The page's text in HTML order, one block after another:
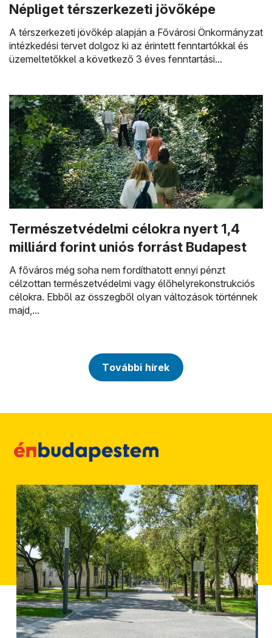
Népliget térszerkezeti jövőképe
A térszerkezeti jövőkép alapján a Fővárosi Önkormányzat
intézkedési tervet dolgoz ki az érintett fenntartókkal és
üzemeltetőkkel a következő 3 éves fenntartási...
Természetvédelmi célokra nyert 1,4
milliárd forint uniós forrást Budapest
A főváros még soha nem fordíthatott ennyi pénzt
célzottan természetvédelmi vagy élőhelyrekonstrukciós
célokra. Ebből az összegből olyan változások történnek
majd,...
További hírek